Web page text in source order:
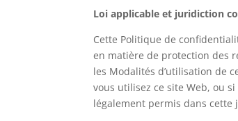
Loi applicable et juridiction
Cette Politique de
en matière de protection des
les Modalités d’utilisation de
vous utilisez ce site Web, ou
légalement permis dans cette